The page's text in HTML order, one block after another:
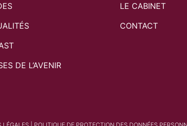
DE L’AVENIR
LE CABINET
CONTACT